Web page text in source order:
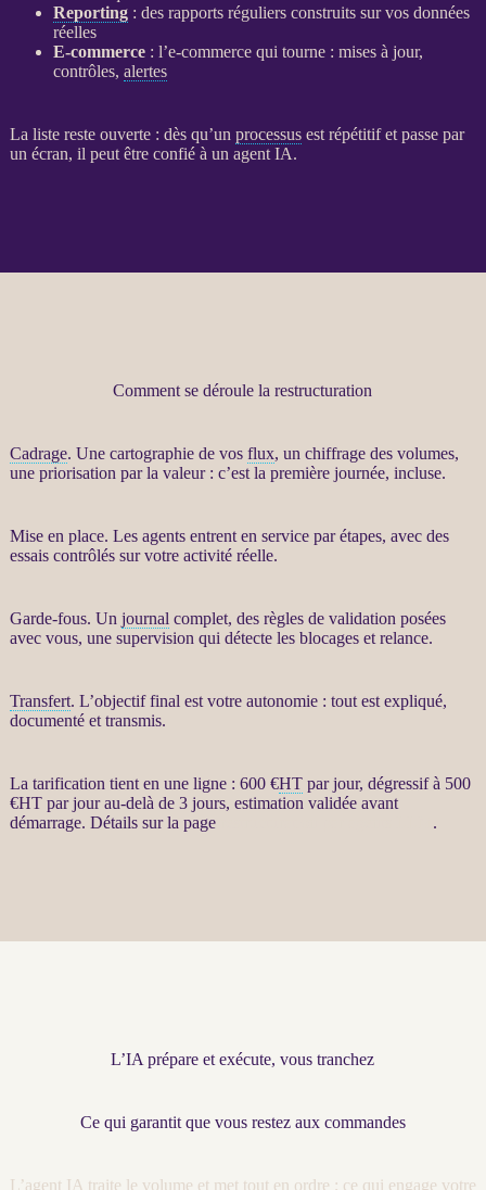
Reporting: des rapports réguliers construits sur vos données
réelles
E-commerce: l’e-commercequi tourne : mises à jour,
contrôles, alertes
La liste reste ouverte : dès qu’un processusest répétitif et passe par
un écran, il peut être confié à un agent IA.
Comment se déroule la restructuration
Cadrage. Une cartographie de vos flux, un chiffrage des volumes,
une priorisation par la valeur : c’est la première journée, incluse.
Mise en place. Les agentsentrent en service par étapes, avec des
essais contrôlés sur votre activité réelle.
Garde-fous. Un journal complet, des règles de validation posées
avec vous, une supervision qui détecte les blocages et relance.
Transfert. L’objectif final est votre autonomie : tout est expliqué,
documenté et transmis.
La tarification tient en une ligne : 600 €HTpar jour, dégressif à 500
€HTpar jour au-delà de 3 jours, estimation validée avant
démarrage. Détails sur la page
.
L’IA prépare et exécute, vous tranchez
Ce qui garantit que vous restez aux commandes
L’agent IA traite le volume et met tout en ordre ; ce qui engage votre